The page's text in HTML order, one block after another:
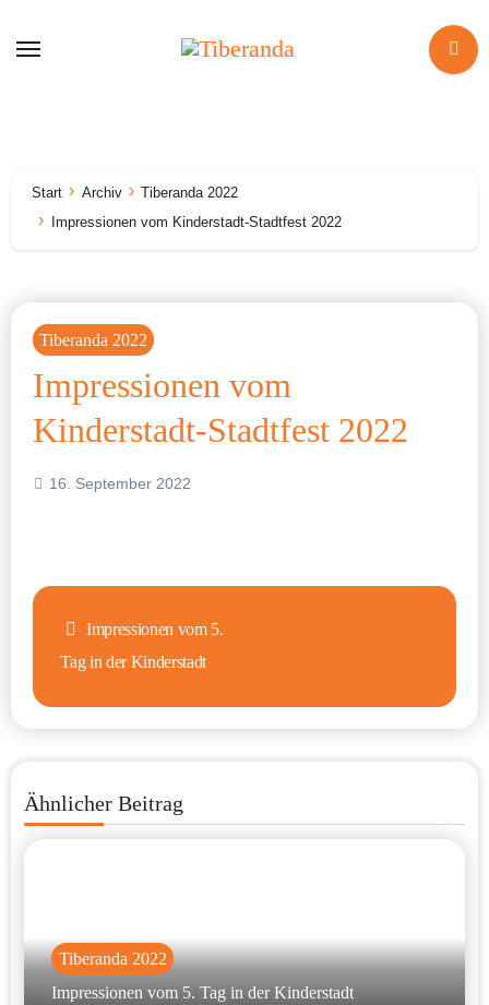
Inhalt
Start Archiv
Tiberanda 2022
Impressionen vom Kinderstadt-Stadtfest 2022
Tiberanda 2022
Impressionen vom
Kinderstadt-Stadtfest 2022
16. September 2022
Beitragsnavigation
Impressionen vom 5.
Tag in der Kinderstadt
Ähnlicher Beitrag
Tiberanda 2022
Impressionen vom 5. Tag in der Kinderstadt